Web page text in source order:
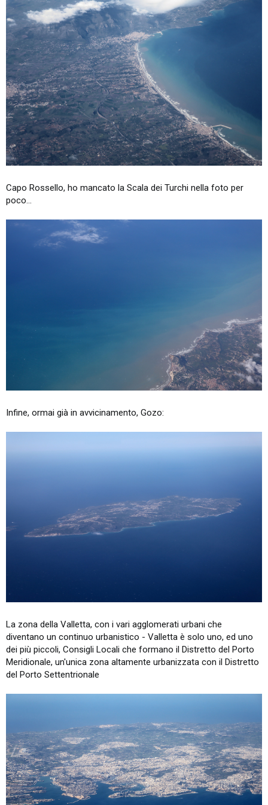
Capo Rossello, ho mancato la Scala dei Turchi nella foto per
poco...
Infine, ormai già in avvicinamento, Gozo:
La zona della Valletta, con i vari agglomerati urbani che
diventano un continuo urbanistico - Valletta è solo uno, ed uno
dei più piccoli, Consigli Locali che formano il Distretto del Porto
Meridionale, un'unica zona altamente urbanizzata con il Distretto
del Porto Settentrionale